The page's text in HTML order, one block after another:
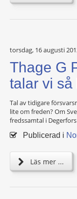
torsdag, 16 augusti
Thage G
talar vi så
Tal av tidigare
lite om freden? Om
fredssamtal i
Publicerad i
Läs mer ...